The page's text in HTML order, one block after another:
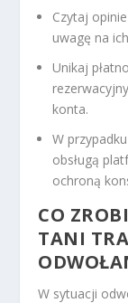
Czytaj
uwagę na
Unikaj
konta.
W
obsługą
ochroną
CO
TANI
W sytuacji